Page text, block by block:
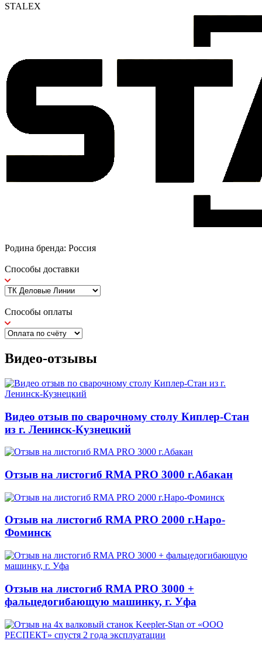
STALEX
Родина бренда: Россия
Способы доставки
Способы оплаты
Видео-отзывы
Видео отзыв по сварочному столу Киплер-Стан
из г. Ленинск-Кузнецкий
Отзыв на листогиб RMA PRO 3000 г.Абакан
Отзыв на листогиб RMA PRO 2000 г.Наро-
Фоминск
Отзыв на листогиб RMA PRO 3000 +
фальцедогибающую машинку, г. Уфа